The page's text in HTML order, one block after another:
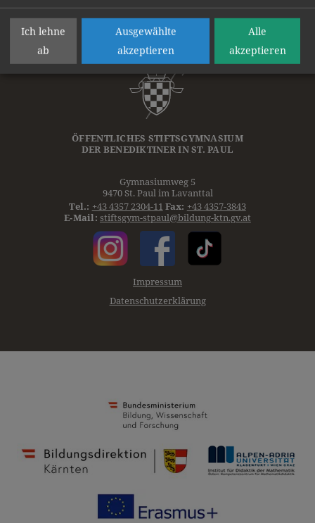
ÖFFENTLICHES STIFTSGYMNASIUM
DER BENEDIKTINERIN ST. PAUL
Gymnasiumweg 5
9470 St. Paul im Lavanttal
Tel.: +43 4357 2304-11 Fax: +43 4357-3843
E-Mail: stiftsgym-stpaul@bildung-ktn.gv.at
Impressum
Datenschutzerklärung
Ich lehne
ab
Ausgewählte
akzeptieren
Alle
akzeptieren